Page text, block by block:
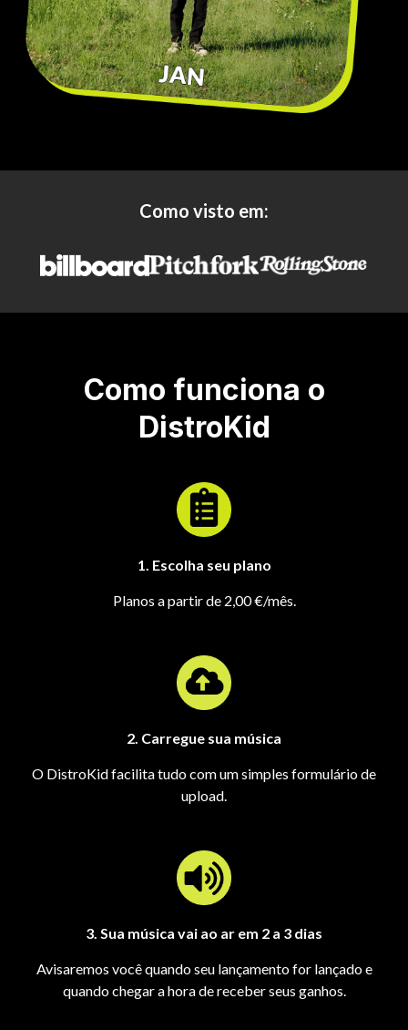
Como visto em:
Como funciona o
DistroKid
1. Escolha seu plano
Planos a partir de 2,00 €/mês.
2. Carregue sua música
O DistroKid facilita tudo com um simples formulário de
upload.
3. Sua música vai ao ar em 2 a 3 dias
Avisaremos você quando seu lançamento for lançado e
quando chegar a hora de receber seus ganhos.